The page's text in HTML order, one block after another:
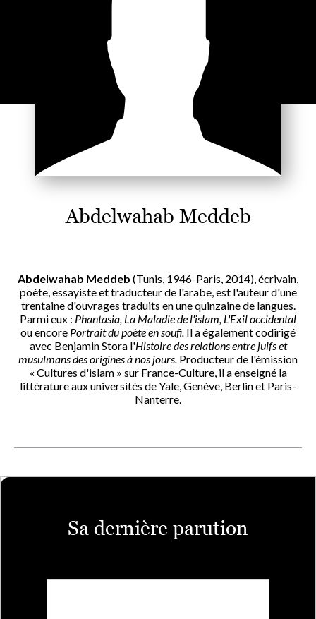
Abdelwahab Meddeb
Abdelwahab Meddeb (Tunis, 1946-Paris, 2014), écrivain,
poète, essayiste et traducteur de l'arabe, est l'auteur d'une
trentaine d'ouvrages traduits en une quinzaine de langues.
Parmi eux : Phantasia, La Maladie de l'islam, L'Exil occidental
ou encore Portrait du poète en soufi. Il a également codirigé
avec Benjamin Stora l'Histoire des relations entre juifs et
musulmans des origines à nos jours. Producteur de l'émission
« Cultures d'islam » sur France-Culture, il a enseigné la
littérature aux universités de Yale, Genève, Berlin et Paris-
Nanterre.
Sa dernière parution